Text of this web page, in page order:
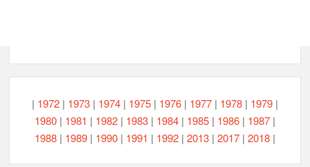
| 1972| 1973| 1974| 1975| 1976| 1977| 1978| 1979|
1980| 1981 | 1982| 1983| 1984| 1985| 1986| 1987|
1988| 1989| 1990| 1991 | 1992| 2013| 2017| 2018|